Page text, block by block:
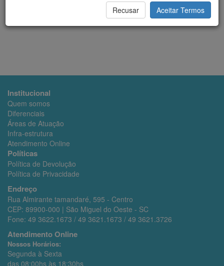
Quem pode se cadastrar
Os serviços da Dermobel estão disponíveis para
temporária ou definitivamente.
Cadastro de USUÁRIOS
Para a plena fruição de todas as funcionalidades e
serviços oferecidos no site Dermobel será necessária a
criação de uma conta pessoal de USUÁRIO através do
preenchimento de alguns dados pessoais.
Para a criação de conta pessoal, o USUÁRIO deverá
informar:
Nome completo;
Nome de USUÁRIO e senha;
Endereço.
Com estes dados, o USUÁRIO poderá se cadastrar no
Site e realizar o login.
Responsabilidade dos dados informados pelo
USUÁRIO
É de exclusiva responsabilidade do USUÁRIO fornecer,
Recusar Aceitar Termos
Institucional
Quem somos
Diferenciais
Áreas de Atuação
Infra-estrutura
Atendimento Online
Políticas
Política de Devolução
Política de Privacidade
Endreço
Rua Almirante tamandaré, 595 - Centro
CEP: 89900-000 | São Miguel do Oeste - SC
Fone: 49 3622.1673 / 49 3621.1673 / 49 3621.3726
Atendimento Online
Nossos Horários:
Segunda à Sexta
das 08:00hs às 18:30hs